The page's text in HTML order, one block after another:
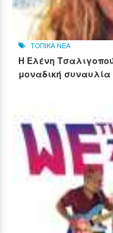
ΤΟΠΙΚΑ ΝΕΑ
Η Ελένη
μοναδική συναυλία